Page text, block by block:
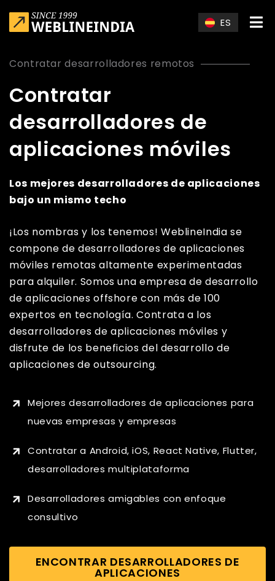
ES
Contratar desarrolladores remotos
Contratar
desarrolladores de
aplicaciones móviles
Los mejores desarrolladores de aplicaciones
bajo un mismo techo
¡Los nombras y los tenemos! WeblineIndia se
compone de desarrolladores de aplicaciones
móviles remotas altamente experimentadas
para alquiler. Somos una empresa de desarrollo
de aplicaciones offshore con más de 100
expertos en tecnología. Contrata a los
desarrolladores de aplicaciones móviles y
disfrute de los beneficios del desarrollo de
aplicaciones de outsourcing.
Mejores desarrolladores de aplicaciones para
nuevas empresas y empresas
Contratar a Android, iOS, React Native, Flutter,
desarrolladores multiplataforma
Desarrolladores amigables con enfoque
consultivo
ENCONTRAR DESARROLLADORES DE
APLICACIONES